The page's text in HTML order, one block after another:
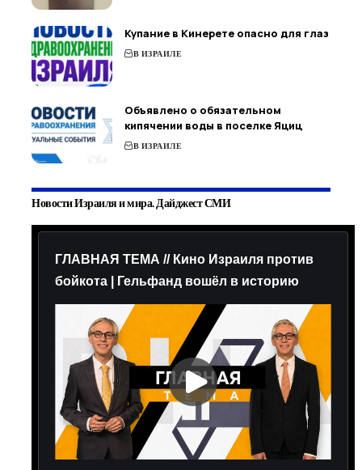
Купание в Кинерете опасно для глаз
В ИЗРАИЛЕ
Объявлено о обязательном
кипячении воды в поселке Яциц
В ИЗРАИЛЕ
Новости Израиля и мира. Дайджест СМИ